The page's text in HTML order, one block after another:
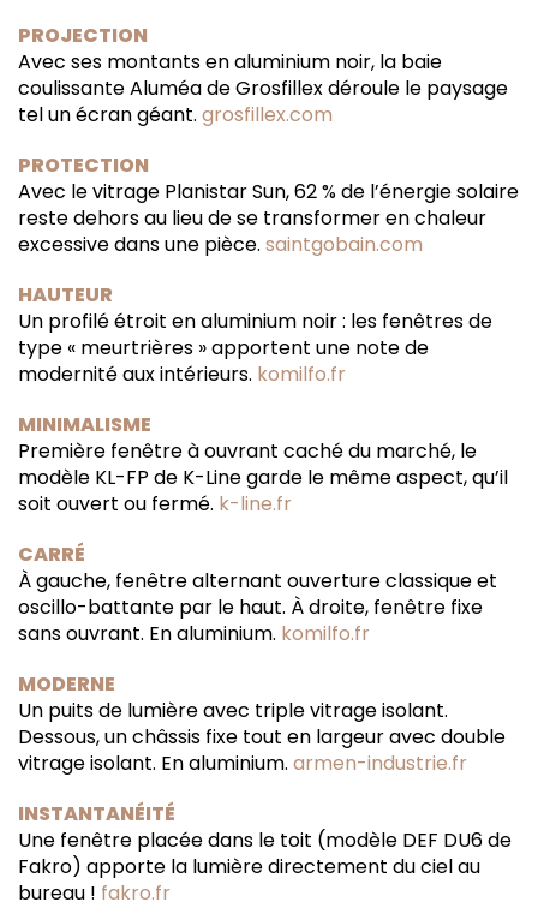
PROJECTION
Avec ses montants en aluminium noir, la baie
coulissante Aluméa de Grosfillex déroule le paysage
tel un écran géant. grosfillex.com
PROTECTION
Avec le vitrage Planistar Sun, 62 % de l’énergie solaire
reste dehors au lieu de se transformer en chaleur
excessive dans une pièce. saintgobain.com
HAUTEUR
Un profilé étroit en aluminium noir : les fenêtres de
type « meurtrières » apportent une note de
modernité aux intérieurs. komilfo.fr
MINIMALISME
Première fenêtre à ouvrant caché du marché, le
modèle KL-FP de K-Line garde le même aspect, qu’il
soit ouvert ou fermé. k-line.fr
CARRÉ
À gauche, fenêtre alternant ouverture classique et
oscillo-battante par le haut. À droite, fenêtre fixe
sans ouvrant. En aluminium. komilfo.fr
MODERNE
Un puits de lumière avec triple vitrage isolant.
Dessous, un châssis fixe tout en largeur avec double
vitrage isolant. En aluminium. armen-industrie.fr
INSTANTANÉITÉ
Une fenêtre placée dans le toit (modèle DEF DU6 de
Fakro) apporte la lumière directement du ciel au
bureau ! fakro.fr